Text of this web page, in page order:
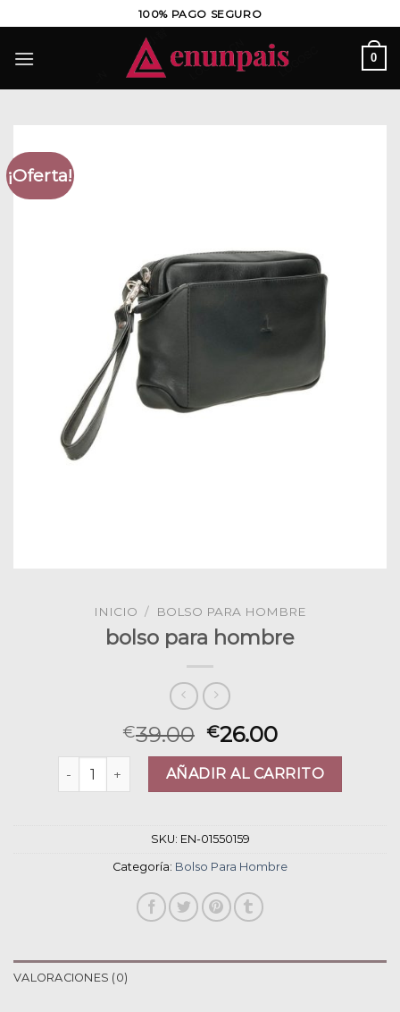
al
contenido
100% PAGO SEGURO
0
¡Oferta!
INICIO / BOLSO PARA HOMBRE
bolso para hombre
€39.00 €26.00
bolso para hombre cantidadAÑADIR AL CARRITO
SKU: EN-01550159
Categoría: Bolso Para Hombre
VALORACIONES (0)